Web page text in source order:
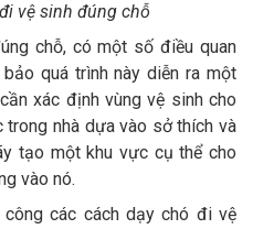
vệ sinh đúng chỗ
chỗ, có một số điều quan
quá trình này diễn ra một
xác định vùng vệ sinh cho
nhà dựa vào sở thích và
tạo một khu vực cụ thể cho
vào nó.
các cách dạy chó đi vệ